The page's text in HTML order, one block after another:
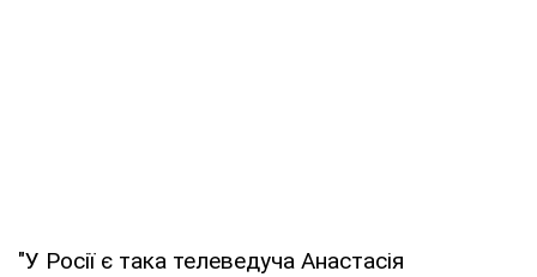
"У Росії є така телеведуча Анастасія